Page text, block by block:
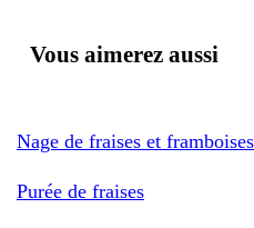
Vous aimerez aussi
Nage de fraises et
Purée de fraises